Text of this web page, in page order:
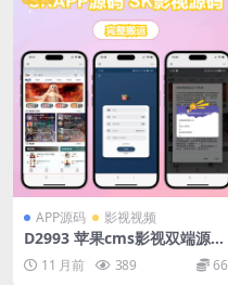
APP源码 影视视频
D2993 苹果cms影视双端源码
SKAPP源码 SK影视源码
11 月前 389 66